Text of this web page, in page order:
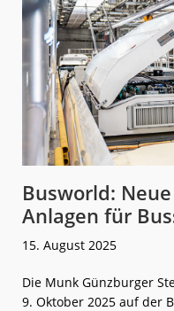
Personennahverkehr
Busworld:
Anlagen für
15. August 2025
Die Munk Günzburger
9. Oktober 2025 auf der